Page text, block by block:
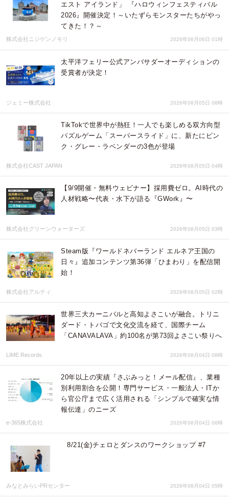
エスト アイランド」 『ハロウィンフェスティバル
2026』開催決定！～いたずらモンスターたちがやっ
てきた！？～
株式会社ニジゲンノモリ 2026年08月06日 01時
太平洋フェリー公式アンバサダーオーディションの
受賞者が決定！
ジェミー株式会社 2026年08月05日 08時
TikTokで世界中が熱狂！一人でも楽しめる双方向型
パズルゲーム「スーパースライド」に、新たにピン
ク・グレー・ラベンダーの3色が登場
株式会社CAST JAPAN 2026年08月05日 04時
【9/9開催・無料ウェビナー】採用費ゼロ。AI時代の
人材戦略〜代表・水下が語る『GWork』〜
株式会社グリーンウォーターズ 2026年08月05日 03時
Steam版『ワールドネバーランド エルネア王国の
日々』追加コンテンツ第36弾「ひまわり」を配信開
始！
株式会社アルティ 2026年08月05日 02時
世界三大カーニバルと高知よさこいが融合。トリニ
ダード・トバゴで文化交流を経て、国際チーム
「CANAVALAVA」約100名が第73回よさこい祭りへ
LIME Records 2026年08月04日 08時
20年以上の実績『さぶみっと！メール配信』、業種
別利用割合を公開！専門サービス・一般法人・ITか
ら官公庁まで広く活用される「シンプルで確実な情
報伝達」のニーズ
e-365株式会社 2026年08月04日 06時
8/21(金)チェロとダンスのワークショップ #7
みなとみらいPRセンター 2026年08月04日 05時